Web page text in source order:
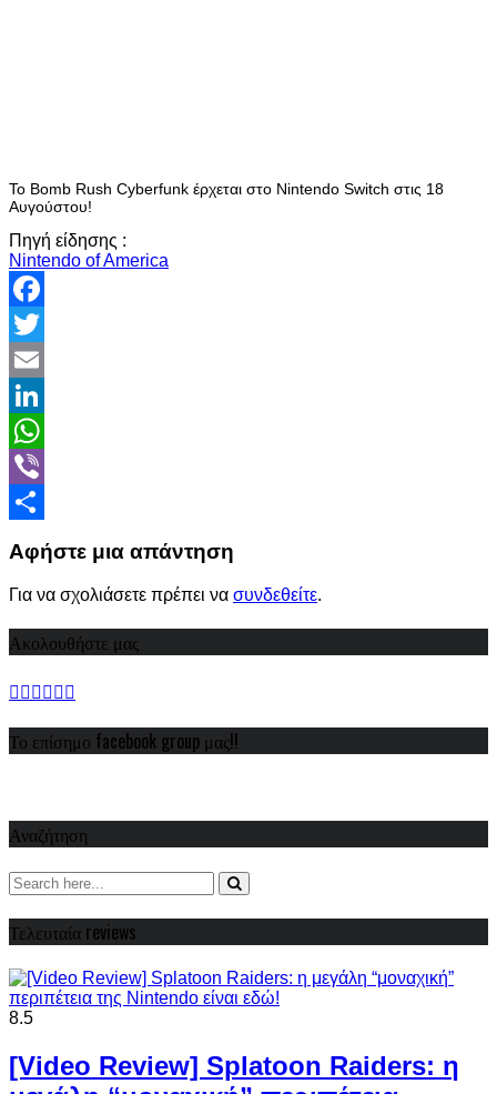
Το Bomb Rush Cyberfunk έρχεται στο Nintendo Switch στις 18
Αυγούστου!
Πηγή είδησης :
Nintendo of America
Facebook
Twitter
Email
LinkedIn
WhatsApp
Viber
Αφήστε μια απάντηση
Για να σχολιάσετε πρέπει να συνδεθείτε.
Ακολουθήστε μας
Το επίσημο facebook group μας!!
Αναζήτηση
Τελευταία reviews
8.5
[Video Review] Splatoon Raiders: η